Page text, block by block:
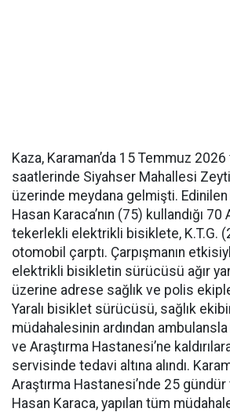
Kaza, Karaman’da 15 Temmuz
saatlerinde Siyahser Mahallesi
üzerinde meydana gelmişti.
Hasan Karaca’nın (75) kullandığı
tekerlekli elektrikli bisiklete, K.T.G.
otomobil çarptı. Çarpışmanın
elektrikli bisikletin sürücüsü ağır
üzerine adrese sağlık ve polis
Yaralı bisiklet sürücüsü, sağlık
müdahalesinin ardından
ve Araştırma Hastanesi’ne
servisinde tedavi altına alındı.
Araştırma Hastanesi’nde 25
Hasan Karaca, yapılan tüm